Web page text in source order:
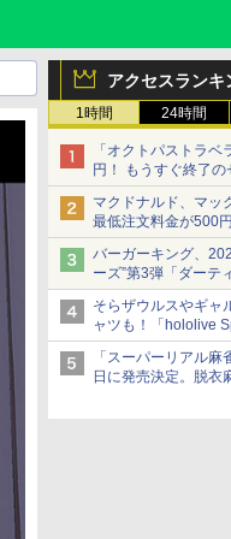
アクセスランキ
1時間 24時間
「オクトパストラ
円！ もうすぐ終了
更新】
ニンテンドーeショ
67%オフで990円
マクドナルド、マッ
最低注文料金が500
1,500円から受付
バーガーキング、
ーズ”第3弾「ダーテ
8月7日発売
「特製ガーリックマ
型チーズバーガー
そらザウルスやギャ
ャツも！「hololive
ラインナップ公開＆
「スーパーリアル
日に発売決定。脱衣
発売から2週間は